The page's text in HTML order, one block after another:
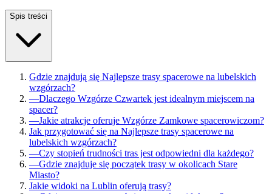
Spis treści
Gdzie znajdują się Najlepsze trasy spacerowe na lubelskich
wzgórzach?
—Dlaczego Wzgórze Czwartek jest idealnym miejscem na
spacer?
—Jakie atrakcje oferuje Wzgórze Zamkowe spacerowiczom?
Jak przygotować się na Najlepsze trasy spacerowe na
lubelskich wzgórzach?
—Czy stopień trudności tras jest odpowiedni dla każdego?
—Gdzie znajduje się początek trasy w okolicach Stare
Miasto?
Jakie widoki na Lublin oferują trasy?